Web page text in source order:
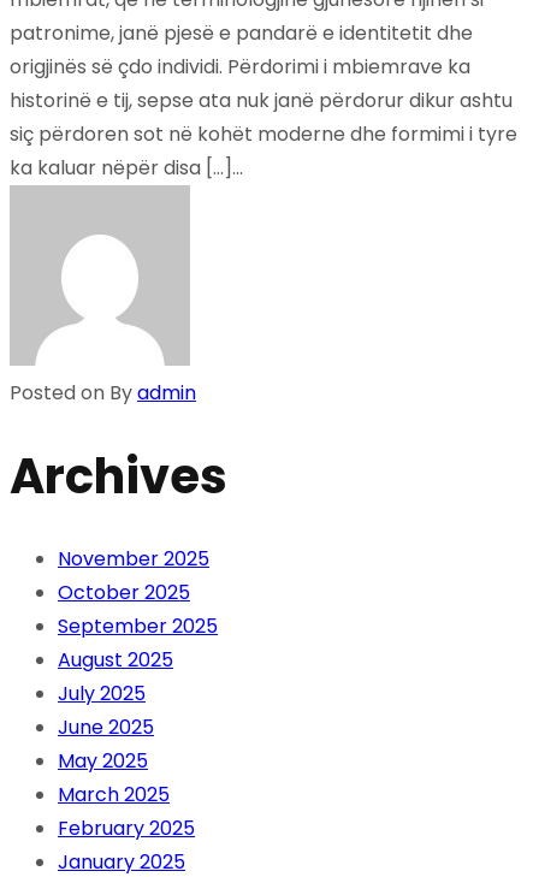
patronime, janë pjesë e pandarë e identitetit dhe
origjinës së çdo individi. Përdorimi i mbiemrave ka
historinë e tij, sepse ata nuk janë përdorur dikur ashtu
siç përdoren sot në kohët moderne dhe formimi i tyre
ka kaluar nëpër disa […]...
Posted on Byadmin
Archives
November 2025
October 2025
September 2025
August 2025
July 2025
June 2025
May 2025
March 2025
February 2025
January 2025